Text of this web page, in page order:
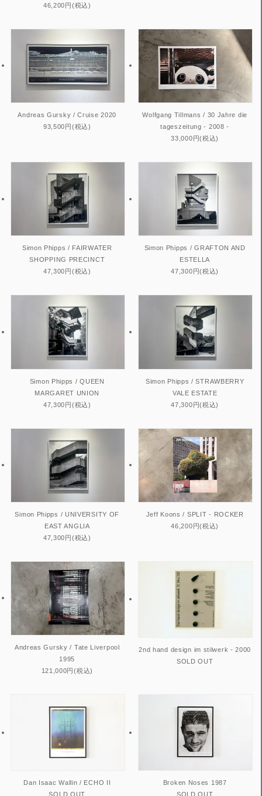
46,200円(税込)
Andreas Gursky / Cruise 2020
93,500円(税込)
Wolfgang Tillmans / 30 Jahre die
tageszeitung - 2008 -
33,000円(税込)
Simon Phipps / FAIRWATER
SHOPPING PRECINCT
47,300円(税込)
Simon Phipps / GRAFTON AND
ESTELLA
47,300円(税込)
Simon Phipps / QUEEN
MARGARET UNION
47,300円(税込)
Simon Phipps / STRAWBERRY
VALE ESTATE
47,300円(税込)
Simon Phipps / UNIVERSITY OF
EAST ANGLIA
47,300円(税込)
Jeff Koons / SPLIT - ROCKER
46,200円(税込)
Andreas Gursky / Tate Liverpool
1995
121,000円(税込)
2nd hand design im stilwerk - 2000
SOLD OUT
Dan Isaac Wallin / ECHO II
SOLD OUT
Broken Noses 1987
SOLD OUT